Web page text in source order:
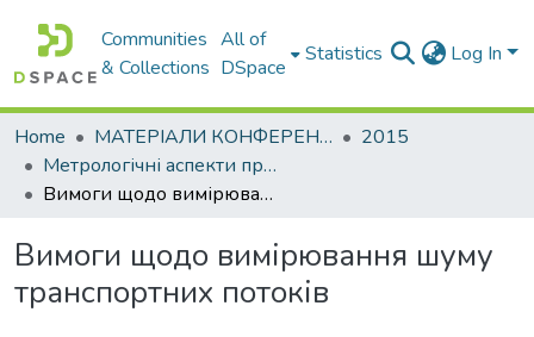
Communities
& Collections
All of
DSpace
Statistics Log In
Home МАТЕРІАЛИ КОНФЕРЕНЦІЙ
2015
Метрологічні аспекти прийняття рішень в умовах роботи на техногенно небезпечних об’єктах : присвячено 85-річчю ХНАДУ : матеріали Всеукраїнської науково-практичної конференції студентів та молодих вчених
Вимоги щодо вимірювання шуму транспортних потоків
Вимоги щодо вимірювання шуму
транспортних потоків